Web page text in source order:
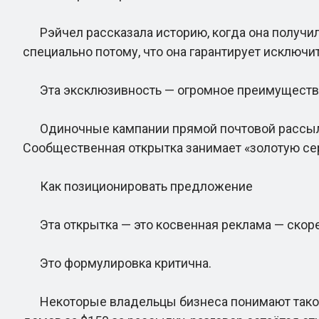
Рэйчел рассказала историю, когда она
специально потому, что она гарантирует
Эта эксклюзивность — огромное
Одиночные кампании прямой почтовой
Сообщественная открытка занимает «золотую
Как позиционировать предложение
Эта открытка — это косвенная реклама —
Это формулировка критична.
Некоторые владельцы бизнеса понимают